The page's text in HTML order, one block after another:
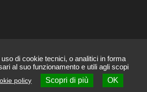
Privacy| Cookies|Gestisci Cookie|Credits
di cookie tecnici, o analitici in forma
al suo funzionamento e utili agli scopi
policy Scopri di più OK